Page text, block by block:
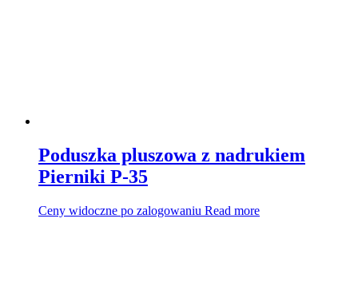
Poduszka pluszowa z nadrukiem
Pierniki P-35
Ceny widoczne po zalogowaniu Read more